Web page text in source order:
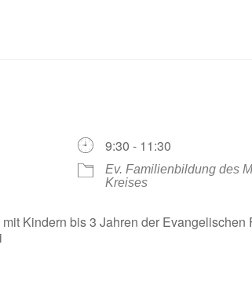
9:30 - 11:30
Ev. Familienbildung des
Kreises
Kindern bis 3 Jahren der Evangelischen